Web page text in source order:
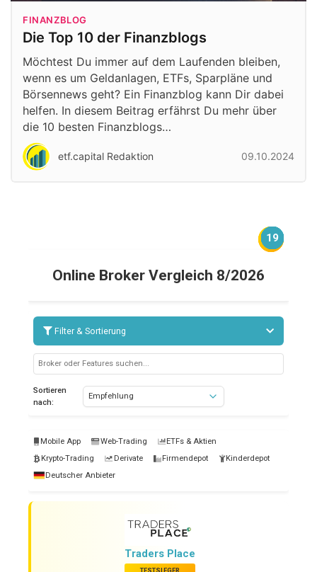
FINANZBLOG
Die Top 10 der Finanzblogs
Möchtest Du immer auf dem Laufenden bleiben,
wenn es um Geldanlagen, ETFs, Sparpläne und
Börsennews geht? Ein Finanzblog kann Dir dabei
helfen. In diesem Beitrag erfährst Du mehr über
die 10 besten Finanzblogs…
etf.capital Redaktion 09.10.2024